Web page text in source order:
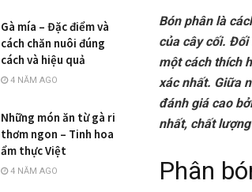
Bón phân là
của cây cối.
một cách thích
xác nhất. Giữa
đánh giá cao
nhất, chất
Phân
Gà mía – Đặc điểm và
cách chăn nuôi đúng
cách và hiệu quả
4 NĂM AGO
Những món ăn từ gà ri
thơm ngon – Tinh hoa
ẩm thực Việt
4 NĂM AGO